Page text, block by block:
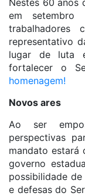
Nestes 60 anos
em setembro
trabalhadores
representativo
lugar de luta
fortalecer o
homenagem!
Novos ares
Ao ser
perspectivas
mandato estará
governo
possibilidade
e defesas do